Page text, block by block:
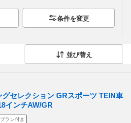
条件を変更
並び替え
セレクション GRスポーツ TEIN車
インチAW/GR
ラン付き